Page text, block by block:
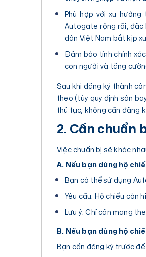
Phù hợp với xu
Autogate rộng rãi,
dân Việt Nam bắt kịp
Đảm bảo tính chính
con người và tăng
Sau khi đăng ký thành
theo (tùy quy định sân
thủ tục, không cần đăng
2. Cần chuẩn
Việc chuẩn bị sẽ khác
A. Nếu bạn dùng hộ
Bạn có thể sử dụng
Yêu cầu: Hộ chiếu còn
Lưu ý: Chỉ cần mang
B. Nếu bạn dùng hộ
Bạn cần đăng ký trước